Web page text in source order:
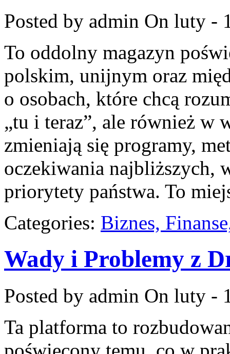
Posted by admin On luty -
To oddolny magazyn
polskim, unijnym oraz
o osobach, które chcą
„tu i teraz”, ale również w
zmieniają się programy,
oczekiwania najbliższych,
priorytety państwa. To
Categories: Biznes,
Wady i Problemy z
Posted by admin On luty -
Ta platforma to